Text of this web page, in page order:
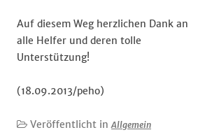
Auf diesem Weg herzlichen Dank an
alle Helfer und deren tolle
Unterstützung!
(18.09.2013/peho)
Veröffentlicht inAllgemein